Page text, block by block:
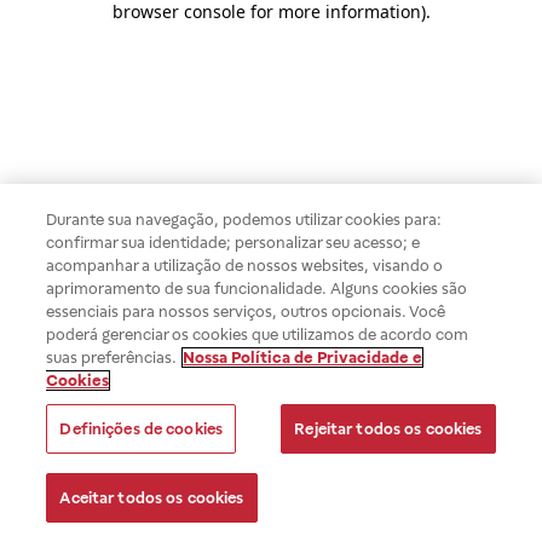
browser console for more information).
Durante sua navegação, podemos utilizar cookies para:
confirmar sua identidade; personalizar seu acesso; e
acompanhar a utilização de nossos websites, visando o
aprimoramento de sua funcionalidade. Alguns cookies são
essenciais para nossos serviços, outros opcionais. Você
poderá gerenciar os cookies que utilizamos de acordo com
suas preferências. Nossa Política de Privacidade e
Cookies
Definições de cookies Rejeitar todos os cookies
Aceitar todos os cookies